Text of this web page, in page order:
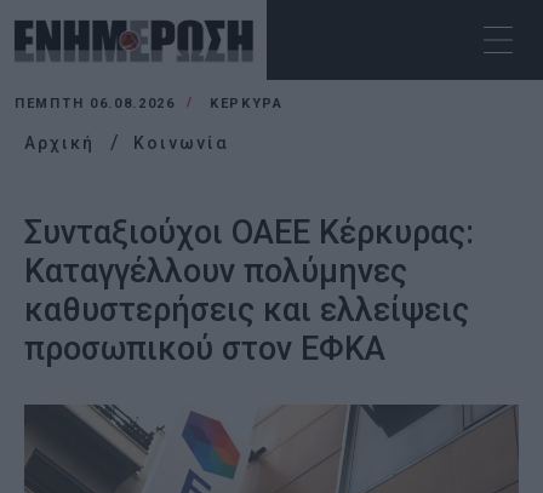
ΠΈΜΠΤΗ 06.08.2026 ΚΕΡΚΥΡΑ
Αρχική Κοινωνία
Συνταξιούχοι ΟΑΕΕ Κέρκυρας:
Καταγγέλλουν πολύμηνες
καθυστερήσεις και ελλείψεις
προσωπικού στον ΕΦΚΑ